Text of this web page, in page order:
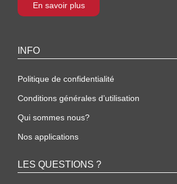
En savoir plus
INFO
Politique de confidentialité
Conditions générales d’utilisation
Qui sommes nous?
Nos applications
LES QUESTIONS ?